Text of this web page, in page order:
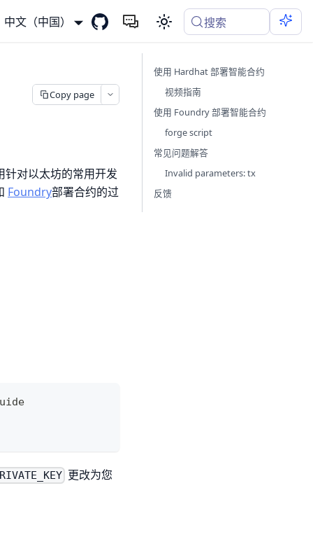
中文（中国） 搜索
Copy page
针对以太坊的常用开发
Foundry部署合约的过
更改为您
使用 Hardhat 部署智能合约
视频指南
使用 Foundry 部署智能合约
forge script
常见问题解答
Invalid parameters: tx
反馈